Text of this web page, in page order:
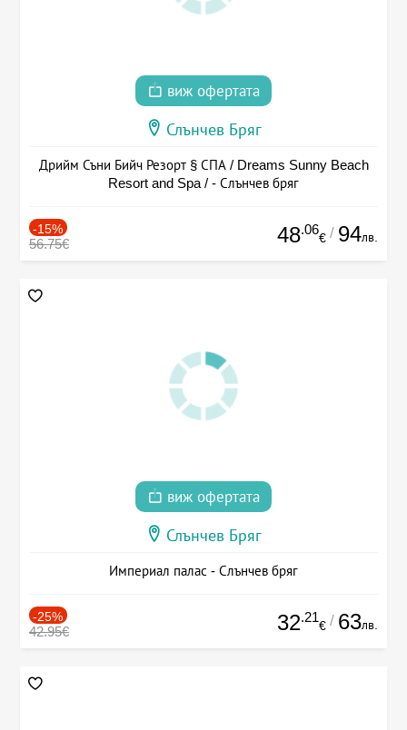
виж офертата
Слънчев Бряг
Дрийм Съни Бийч Резорт § СПА / Dreams Sunny Beach
Resort and Spa / - Слънчев бряг
-15%
56.75€ 48.06
€ / 94лв.
виж офертата
Слънчев Бряг
Империал палас - Слънчев бряг
-25%
42.95€ 32.21
€ / 63лв.